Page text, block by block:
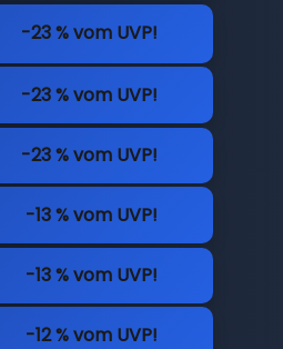
-23 % vom UVP!
-23 % vom UVP!
-23 % vom UVP!
-13 % vom UVP!
-13 % vom UVP!
-12 % vom UVP!